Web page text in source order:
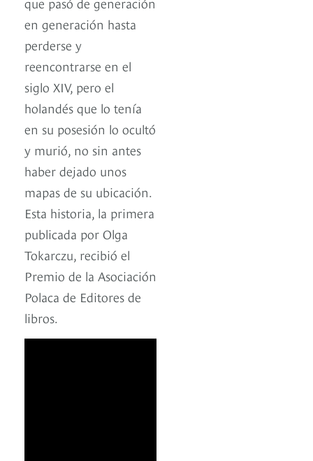
en generación hasta
perderse y
reencontrarse en el
siglo XIV, pero el
holandés que lo tenía
en su posesión lo ocultó
y murió, no sin antes
haber dejado unos
mapas de su ubicación.
Esta historia, la primera
publicada por Olga
Tokarczu, recibió el
Premio de la Asociación
Polaca de Editores de
libros.